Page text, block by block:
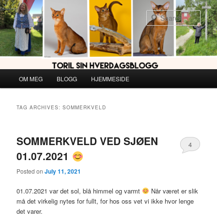
Skip
to
primary
content
Skip
to
secondary
content
OM MEG BLOGG HJEMMESIDE
TAG ARCHIVES:SOMMERKVELD
SOMMERKVELD VED SJØEN
01.07.2021
Posted onJuly 11, 2021
4
01.07.2021 var det sol, blå himmel og varmt
Når været er slik
må det virkelig nytes for fullt, for hos oss vet vi ikke hvor lenge
det varer.